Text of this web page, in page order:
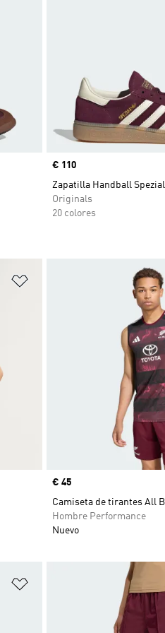
Precio
€ 110
Zapatilla Handball Spezial
Originals
20 colores
Añadir a la lista de deseos
Precio
€ 45
Camiseta de tirantes All
Hombre Performance
Nuevo
Añadir a la lista de deseos